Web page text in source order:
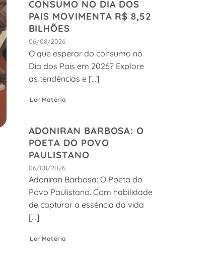
CONSUMO NO DIA DOS
PAIS MOVIMENTA R$ 8,52
BILHÕES
06/08/2026
O que esperar do consumo no
Dia dos Pais em 2026? Explore
as tendências e [...]
Ler Matéria
ADONIRAN BARBOSA: O
POETA DO POVO
PAULISTANO
06/08/2026
Adoniran Barbosa: O Poeta do
Povo Paulistano. Com habilidade
de capturar a essência da vida
[...]
Ler Matéria